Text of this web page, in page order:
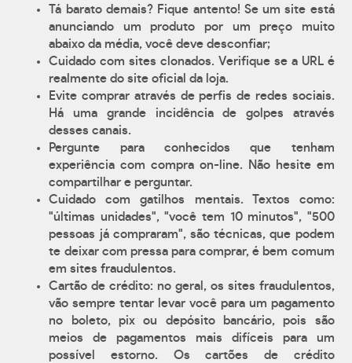
Tá barato demais? Fique antento! Se um site está
anunciando um produto por um preço muito
abaixo da média, você deve desconfiar;
Cuidado com sites clonados. Verifique se a URL é
realmente do site oficial da loja.
Evite comprar através de perfis de redes sociais.
Há uma grande incidência de golpes através
desses canais.
Pergunte para conhecidos que tenham
experiência com compra on-line. Não hesite em
compartilhar e perguntar.
Cuidado com gatilhos mentais. Textos como:
"últimas unidades", "você tem 10 minutos", "500
pessoas já compraram", são técnicas, que podem
te deixar com pressa para comprar, é bem comum
em sites fraudulentos.
Cartão de crédito: no geral, os sites fraudulentos,
vão sempre tentar levar você para um pagamento
no boleto, pix ou depósito bancário, pois são
meios de pagamentos mais difíceis para um
possível estorno. Os cartões de crédito